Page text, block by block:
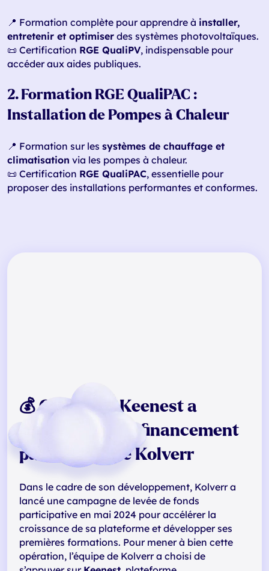
📍 Formation complète pour apprendre à installer,
entretenir et optimiser des systèmes photovoltaïques.
📜 Certification RGE QualiPV, indispensable pour
accéder aux aides publiques.
2. Formation RGE QualiPAC :
Installation de Pompes à Chaleur
📍 Formation sur les systèmes de chauffage et
climatisation via les pompes à chaleur.
📜 Certification RGE QualiPAC, essentielle pour
proposer des installations performantes et conformes.
💰 Comment Keenest a
accompagné le financement
participatif de Kolverr
Dans le cadre de son développement, Kolverr a
lancé une campagne de levée de fonds
participative en mai 2024 pour accélérer la
croissance de sa plateforme et développer ses
premières formations. Pour mener à bien cette
opération, l’équipe de Kolverr a choisi de